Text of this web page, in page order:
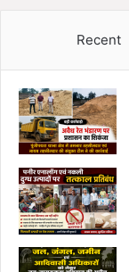
Recent